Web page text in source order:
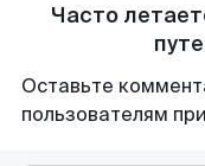
Часто
Оставьте
пользователям